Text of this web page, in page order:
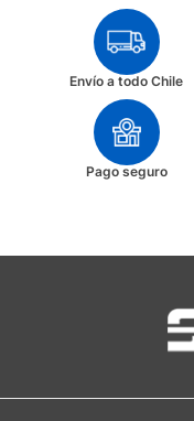
Envío a todo Chile
Pago seguro